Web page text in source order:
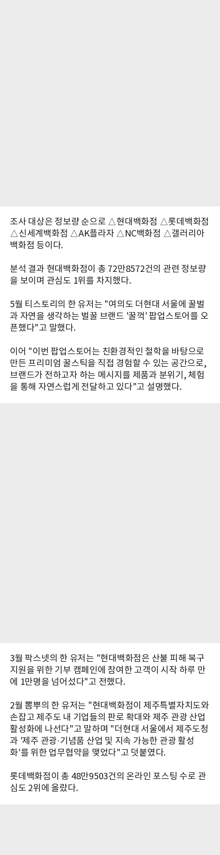
조사 대상은 정보량 순으로 △현대백화점 △롯데백화점
△신세계백화점 △AK플라자 △NC백화점 △갤러리아
백화점 등이다.
분석 결과 현대백화점이 총 72만8572건의 관련 정보량
을 보이며 관심도 1위를 차지했다.
5월 티스토리의 한 유저는 "여의도 더현대 서울에 꿀벌
과 자연을 생각하는 벌꿀 브랜드 '꿀꺽' 팝업스토어를 오
픈했다"고 말했다.
이어 "이번 팝업스토어는 친환경적인 철학을 바탕으로
만든 프리미엄 꿀스틱을 직접 경험할 수 있는 공간으로,
브랜드가 전하고자 하는 메시지를 제품과 분위기, 체험
을 통해 자연스럽게 전달하고 있다"고 설명했다.
3월 팍스넷의 한 유저는 "현대백화점은 산불 피해 복구
지원을 위한 기부 캠페인에 참여한 고객이 시작 하루 만
에 1만명을 넘어섰다"고 전했다.
2월 뽐뿌의 한 유저는 "현대백화점이 제주특별자치도와
손잡고 제주도 내 기업들의 판로 확대와 제주 관광 산업
활성화에 나선다"고 말하며 "더현대 서울에서 제주도청
과 '제주 관광·기념품 산업 및 지속 가능한 관광 활성
화'를 위한 업무협약을 맺었다"고 덧붙였다.
롯데백화점이 총 48만9503건의 온라인 포스팅 수로 관
심도 2위에 올랐다.